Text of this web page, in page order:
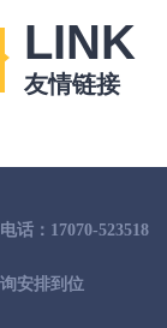
LINK
友情链接
电话：17070-523518
询安排到位